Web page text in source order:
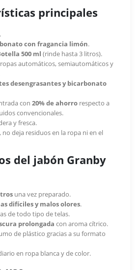
principales
con fragancia limón.
500 ml (rinde hasta 3 litros).
automáticos, semiautomáticos y
desengrasantes y bicarbonato
con 20% de ahorrorespecto a
convencionales.
y fresca.
no deja residuos en la ropa ni en el
del jabón Granby
una vez preparado.
difíciles y malos olores.
de todo tipo de telas.
prolongada con aroma cítrico.
de plástico gracias a su formato
en ropa blanca y de color.